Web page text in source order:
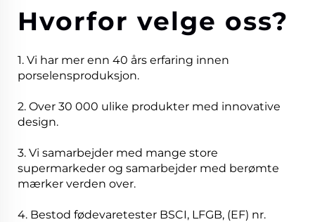
Hvorfor velge oss?
1. Vi har mer enn 40 års erfaring innen
porselensproduksjon.
2. Over 30 000 ulike produkter med innovative
design.
3. Vi samarbejder med mange store
supermarkeder og samarbejder med berømte
mærker verden over.
4. Bestod fødevaretester BSCI, LFGB, (EF) nr.